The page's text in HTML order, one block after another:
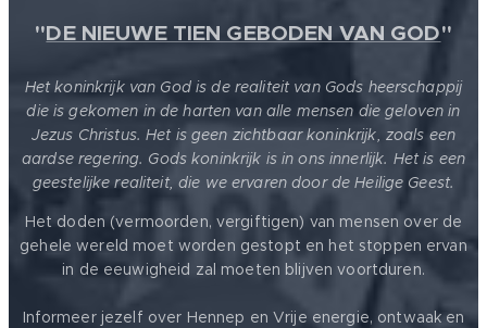
"DE NIEUWE TIEN GEBODEN VAN GOD"
Het koninkrijk van God is de realiteit van Gods heerschappij
die is gekomen in de harten van alle mensen die geloven in
Jezus Christus. Het is geen zichtbaar koninkrijk, zoals een
aardse regering. Gods koninkrijk is in ons innerlijk. Het is een
geestelijke realiteit, die we ervaren door de Heilige Geest.
Het doden (vermoorden, vergiftigen) van mensen over de
gehele wereld moet worden gestopt en het stoppen ervan
in de eeuwigheid zal moeten blijven voortduren.
Informeer jezelf over Hennep en Vrije energie, ontwaak en